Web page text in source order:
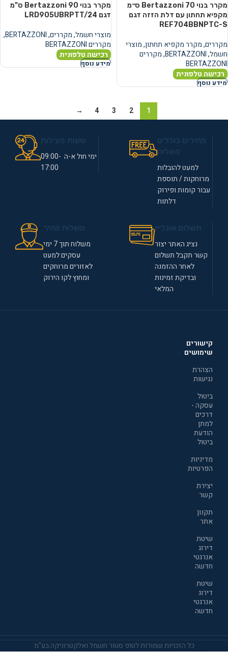
מקרר בנוי Bertazzoni 70 ס״מ
מקפיא תחתון עם דלת הזזה דגם
REF704BBNPTC-S
מקררים,מקרר מקפיא תחתון,מוצרי
חשמל,
BERTAZZONI
,מקררים
BERTAZZONI
רכישה טלפונית
מידע נוסף
מקרר בנוי Bertazzoni 90 ס"מ
דגם LRD905UBRPTT/24
מוצרי חשמל,מקררים,
BERTAZZONI
,
מקררים BERTAZZONI
רכישה טלפונית
מידע נוסף
1
2
3
4
→
למעט להובלות
מרוחקות / תוספת
עבור קומות ופירוק
דלתות
ימי חול א-ה 09:00-
17:00
נציג האתר יצור
קשר תקבל תשלום
לאחר ההזמנה
ובדיקת זמינות
המלאי
משלוח תוך 7 ימי
עסקים למעט
לאזורים מרוחקים
ומחוץ לקו הירוק
קישורים
שימושים
הצהרת
נגישות
ביטול
עסקה -
דרכים
למתן
הודעת
ביטול
מדיניות
הפרטיות
יצירת
קשר
תקנון
אתר
שיטת
דירוג
אנרגטי
חדשה
שיטת
דירוג
אנרגטי
חדשה
כל הזכויות שמורות לטופ סטור חשמל ואלקטרוניקה בע"מ